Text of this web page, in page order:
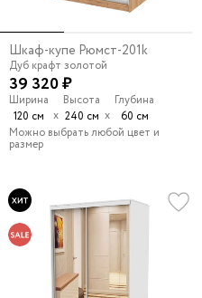
Шкаф-купе Рюмст-201k
Дуб крафт золотой
39 320 ₽
Ширина
120 см
х
Высота
240 см х
Глубина
60 см
Можно выбрать любой цвет и
размер